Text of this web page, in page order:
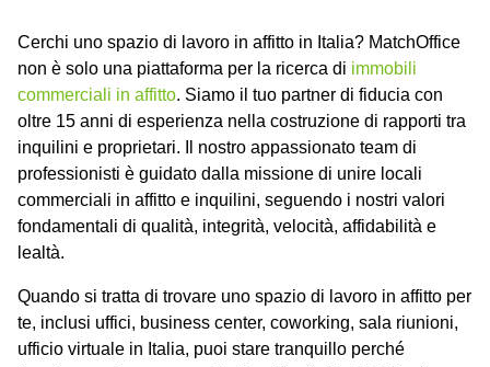
Cerchi uno spazio di lavoro in affitto in Italia? MatchOffice
non è solo una piattaforma per la ricerca di immobili
commerciali in affitto. Siamo il tuo partner di fiducia con
oltre 15 anni di esperienza nella costruzione di rapporti tra
inquilini e proprietari. Il nostro appassionato team di
professionisti è guidato dalla missione di unire locali
commerciali in affitto e inquilini, seguendo i nostri valori
fondamentali di qualità, integrità, velocità, affidabilità e
lealtà.
Quando si tratta di trovare uno spazio di lavoro in affitto per
te, inclusi uffici, business center, coworking, sala riunioni,
ufficio virtuale in Italia, puoi stare tranquillo perché